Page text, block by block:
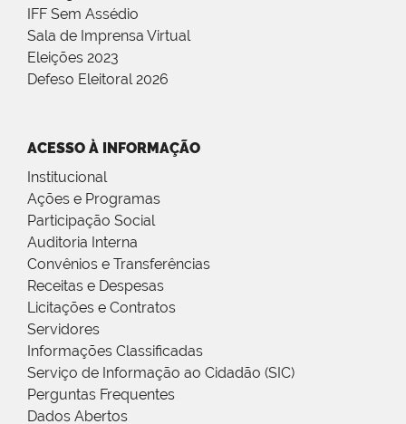
IFF Sem Assédio
Sala de Imprensa Virtual
Eleições 2023
Defeso Eleitoral 2026
ACESSO À INFORMAÇÃO
Institucional
Ações e Programas
Participação Social
Auditoria Interna
Convênios e Transferências
Receitas e Despesas
Licitações e Contratos
Servidores
Informações Classificadas
Serviço de Informação ao Cidadão (SIC)
Perguntas Frequentes
Dados Abertos